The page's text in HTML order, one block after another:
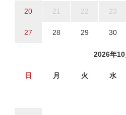
20 21 22 23
27 28 29 30
2026年10
日 月 火 水